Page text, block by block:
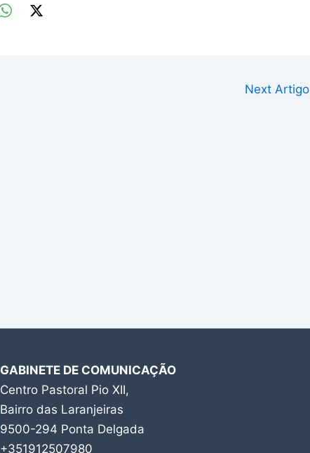
Next Artigo
GABINETE DE COMUNICAÇÃO
Centro Pastoral Pio XII,
Bairro das Laranjeiras
9500-294 Ponta Delgada
+351912507980